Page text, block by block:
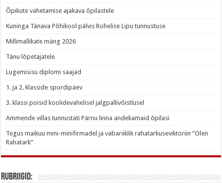
Õpikute vahetamise ajakava õpilastele
Kuninga Tänava Põhikool pälvis Rohelise Lipu tunnustuse
Millimallikate mäng 2026
Tänu lõpetajatele
Lugemisisu diplomi saajad
1. ja 2. klasside spordipäev
3. klassi poisid koolidevahelisel jalgpallivõistlusel
Ammende villas tunnustati Pärnu linna andekamaid õpilasi
Tegus maikuu mini-minifirmadel ja vabariiklik rahatarkuseviktoriin “Olen
Rahatark”
Rubriigid: